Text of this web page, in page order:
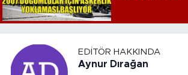
EDITÖR HAKKINDA
Aynur Dırağan